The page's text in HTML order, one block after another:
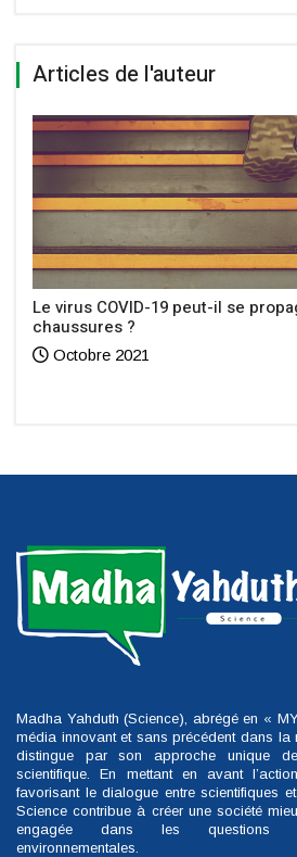
Articles de l'auteur
Le virus COVID-19 peut-il se
chaussures ?
Octobre 2021
Madha Yahduth (Science), abrégé en «
média innovant et sans précédent dans la
distingue par son approche unique
scientifique. En mettant en avant
favorisant le dialogue entre scientifiques
Science contribue à créer une société
engagée dans les questions
environnementales.